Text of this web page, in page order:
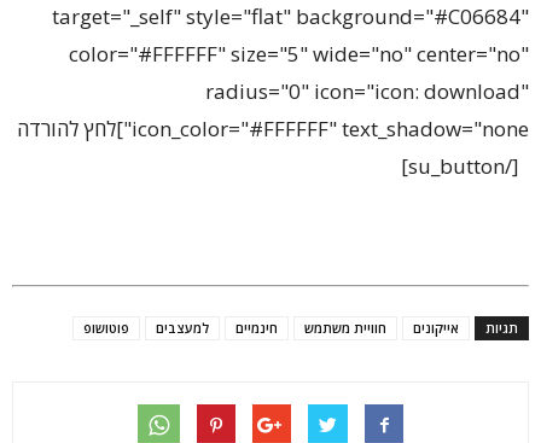
target="_self" style="flat" background="#C06684"
color="#FFFFFF" size="5" wide="no" center="no"
radius="0" icon="icon: download"
icon_color="#FFFFFF" text_shadow="none"]לחץ להורדה
[/su_button]
תגיות אייקונים חוויית משתמש חינמיים למעצבים פוטושופ